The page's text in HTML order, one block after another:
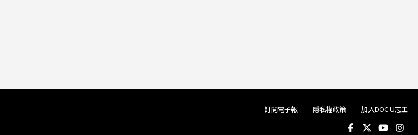
訂閱電子報 隱私權政策 加入DOC U志工